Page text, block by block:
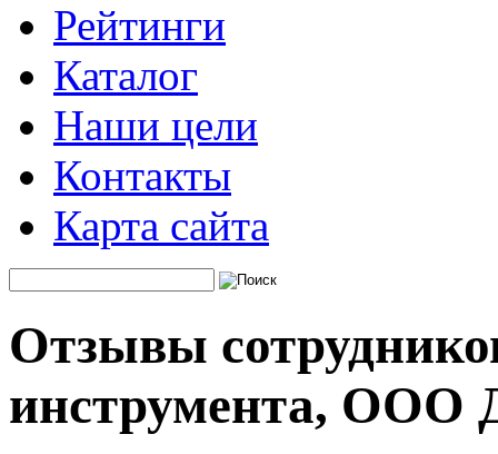
Рейтинги
Каталог
Наши цели
Контакты
Карта сайта
Отзывы
инструмента, ООО